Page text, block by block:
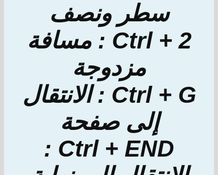
سطر ونصف
Ctrl + 2 : مسافة
مزدوجة
Ctrl + G : الانتقال
إلى صفحة
Ctrl + END :